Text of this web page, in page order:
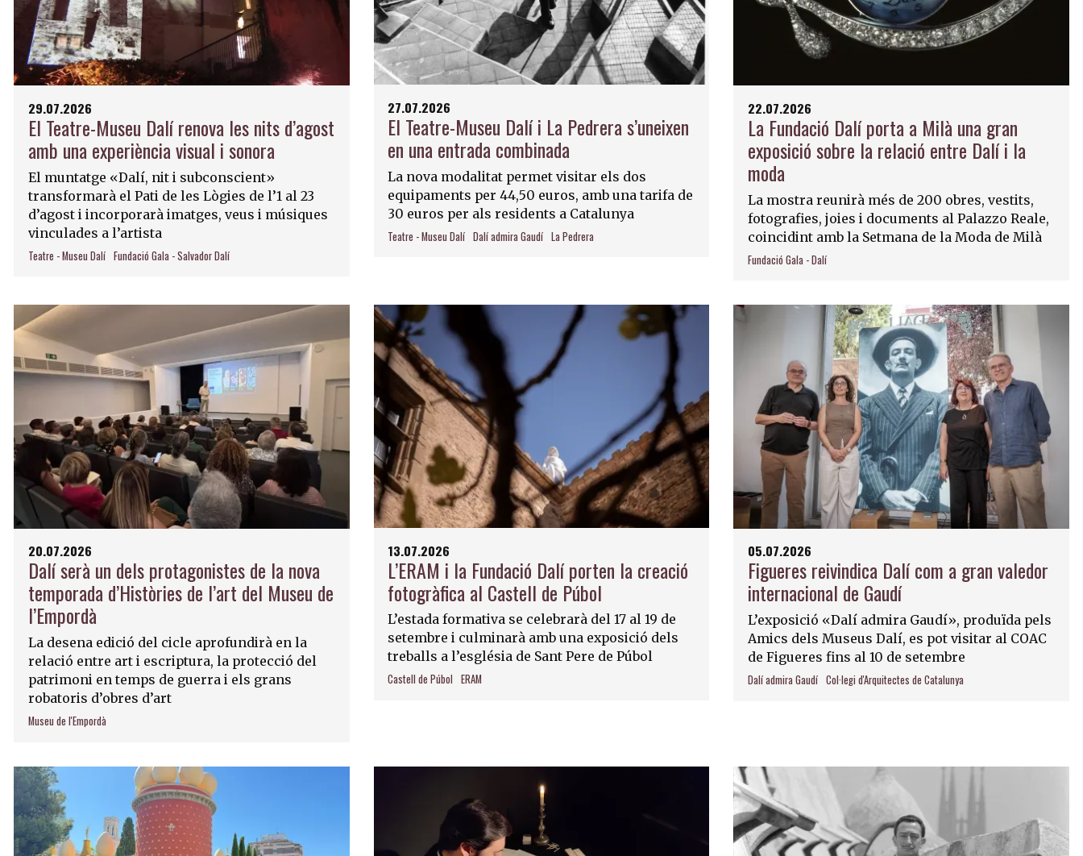
29.07.2026
El Teatre-Museu Dalí renova les nits d’agost
amb una experiència visual i sonora
El muntatge «Dalí, nit i subconscient»
transformarà el Pati de les Lògies de l’1 al 23
d’agost i incorporarà imatges, veus i músiques
vinculades a l’artista
Teatre - Museu Dalí Fundació Gala - Salvador Dalí
27.07.2026
El Teatre-Museu Dalí i La Pedrera s’uneixen
en una entrada combinada
La nova modalitat permet visitar els dos
equipaments per 44,50 euros, amb una tarifa de
30 euros per als residents a Catalunya
Teatre - Museu Dalí Dalí admira Gaudí La Pedrera
22.07.2026
La Fundació Dalí porta a Milà una gran
exposició sobre la relació entre Dalí i la
moda
La mostra reunirà més de 200 obres, vestits,
fotografies, joies i documents al Palazzo Reale,
coincidint amb la Setmana de la Moda de Milà
Fundació Gala - Dalí
20.07.2026
Dalí serà un dels protagonistes de la nova
temporada d’Històries de l’art del Museu de
l’Empordà
La desena edició del cicle aprofundirà en la
relació entre art i escriptura, la protecció del
patrimoni en temps de guerra i els grans
robatoris d’obres d’art
Museu de l'Empordà
13.07.2026
L’ERAM i la Fundació Dalí porten la creació
fotogràfica al Castell de Púbol
L’estada formativa se celebrarà del 17 al 19 de
setembre i culminarà amb una exposició dels
treballs a l’església de Sant Pere de Púbol
Castell de Púbol ERAM
05.07.2026
Figueres reivindica Dalí com a gran valedor
internacional de Gaudí
L’exposició «Dalí admira Gaudí», produïda pels
Amics dels Museus Dalí, es pot visitar al COAC
de Figueres fins al 10 de setembre
Dalí admira Gaudí Col·legi d'Arquitectes de Catalunya